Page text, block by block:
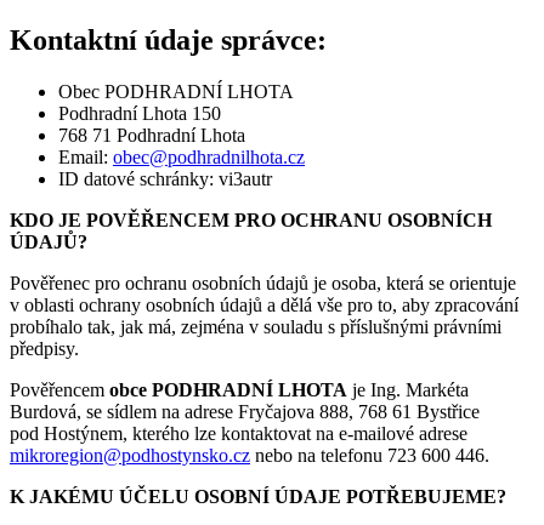
Kontaktní údaje správce:
Obec PODHRADNÍ LHOTA
Podhradní Lhota 150
768 71 Podhradní Lhota
Email: obec@podhradnilhota.cz
ID datové schránky: vi3autr
KDO JE POVĚŘENCEM PRO OCHRANU OSOBNÍCH
ÚDAJŮ?
Pověřenec pro ochranu osobních údajů je osoba, která se orientuje
v oblasti ochrany osobních údajů a dělá vše pro to, aby zpracování
probíhalo tak, jak má, zejména v souladu s příslušnými právními
předpisy.
Pověřencem obce PODHRADNÍ LHOTA je Ing. Markéta
Burdová, se sídlem na adrese Fryčajova 888, 768 61 Bystřice
pod Hostýnem, kterého lze kontaktovat na e-mailové adrese
mikroregion@podhostynsko.cz nebo na telefonu 723 600 446.
K JAKÉMU ÚČELU OSOBNÍ ÚDAJE POTŘEBUJEME?